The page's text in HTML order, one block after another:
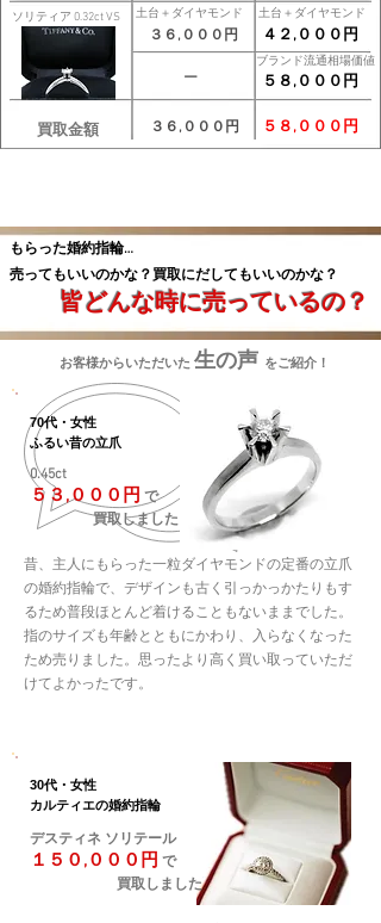
ソリティア 0.32ct VS
３６,０００円
買取金額 ５８,０００円
５８,０００円
ブランド流通相場価値
ー
土台＋ダイヤモンド 土台＋ダイヤモンド
３６,０００円 ４２,０００円
もらった婚約指輪…
売ってもいいのかな？買取にだしてもいいのかな？
皆どんな時に売っているの？
お客様からいただいた 生の声 をご紹介！
70代・女性
ふるい昔の立爪
0.45ct
５３,０００円 で
買取しました
昔、主人にもらった一粒ダイヤモンドの定番の立爪
の婚約指輪で、 デザインも古く引っかっかたりもす
るため普段ほとんど着けることもないままでした。
指のサイズも年齢とともにかわり、入らなくなった
ため売りました。思ったより高く買い取っていただ
けてよかったです。
30代・女性
カルティエの婚約指輪
デスティネ ソリテール
１５０,０００円 で
買取しました